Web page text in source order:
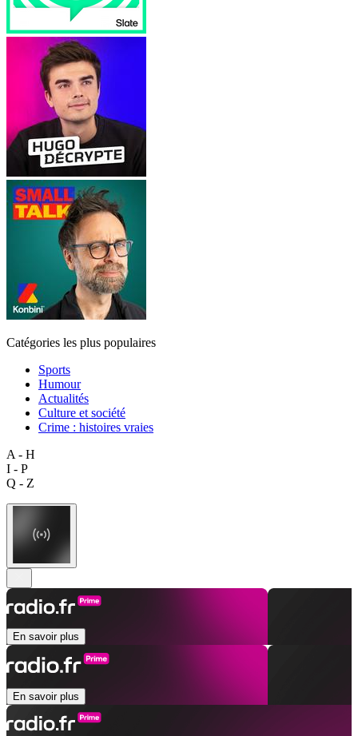
Catégories les plus populaires
Sports
Humour
Actualités
Culture et société
Crime : histoires vraies
A - H
I - P
Q - Z
En savoir plus
En savoir plus